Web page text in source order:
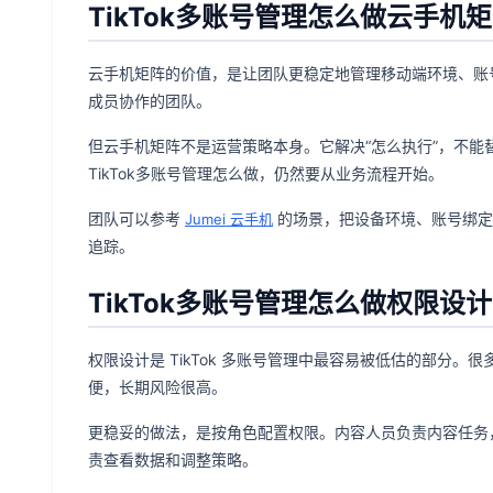
TikTok多账号管理怎么做云手机
云手机矩阵的价值，是让团队更稳定地管理移动端环境、
成员协作的团队。
但云手机矩阵不是运营策略本身。它解决“怎么执行”，不
TikTok多账号管理怎么做，仍然要从业务流程开始。
团队可以参考 Jumei 云手机 的场景，把设备环境、账号绑
追踪。
TikTok多账号管理怎么做权限设计
权限设计是 TikTok 多账号管理中最容易被低估的部分。
便，长期风险很高。
更稳妥的做法，是按角色配置权限。内容人员负责内容任
责查看数据和调整策略。